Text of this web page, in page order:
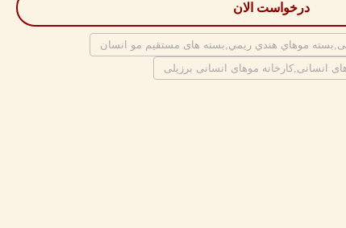
درخواست الان
موهاي هندي ريمي,بسته های مستقیم مو انسان